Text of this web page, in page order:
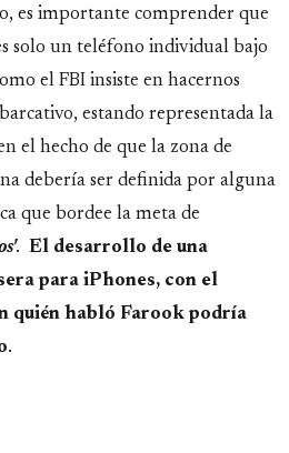
es importante comprender que
solo un teléfono individual bajo
el FBI insiste en hacernos
estando representada la
el hecho de que la zona de
debería ser definida por alguna
que bordee la meta de
. El desarrollo de una
para iPhones, con el
quién habló Farook podría
.